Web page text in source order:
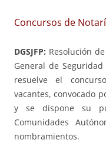
Concursos de
DGSJFP: Resolución
General de
resuelve el
vacantes, convocado
y se dispone su
Comunidades
nombramientos.